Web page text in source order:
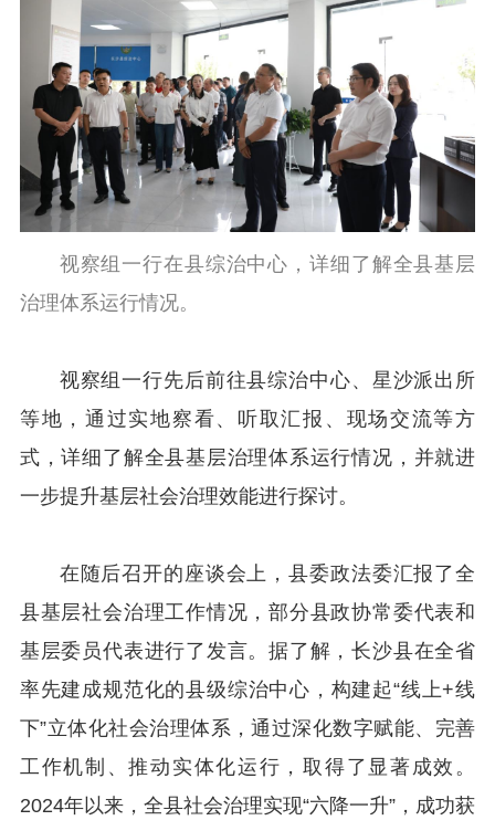
视察组一行在县综治中心，详细了解全县基层
治理体系运行情况。
视察组一行先后前往县综治中心、星沙派出所
等地，通过实地察看、听取汇报、现场交流等方
式，详细了解全县基层治理体系运行情况，并就进
一步提升基层社会治理效能进行探讨。
在随后召开的座谈会上，县委政法委汇报了全
县基层社会治理工作情况，部分县政协常委代表和
基层委员代表进行了发言。据了解，长沙县在全省
率先建成规范化的县级综治中心，构建起“线上+线
下”立体化社会治理体系，通过深化数字赋能、完善
工作机制、推动实体化运行，取得了显著成效。
2024年以来，全县社会治理实现“六降一升”，成功获